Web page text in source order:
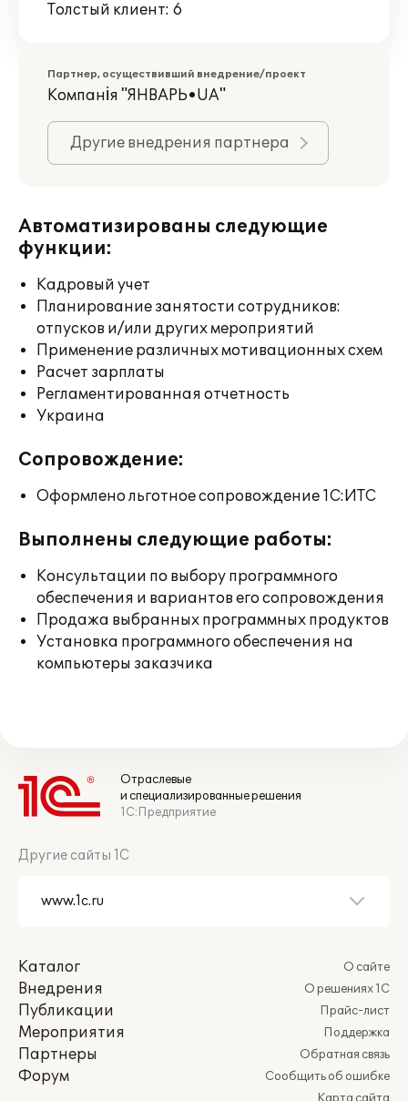
Толстый клиент: 6
Партнер, осуществивший внедрение/проект
Компанія "ЯНВАРЬ•UA"
Другие внедрения партнера
Автоматизированы следующие
функции:
Кадровый учет
Планирование занятости сотрудников:
отпусков и/или других мероприятий
Применение различных мотивационных схем
Расчет зарплаты
Регламентированная отчетность
Украина
Сопровождение:
Оформлено льготное сопровождение 1С:ИТС
Выполнены следующие работы:
Консультации по выбору программного
обеспечения и вариантов его сопровождения
Продажа выбранных программных продуктов
Установка программного обеспечения на
компьютеры заказчика
Отраслевые
и специализированные решения
1С:Предприятие
Другие сайты 1С
Каталог
Внедрения
Публикации
Мероприятия
Партнеры
Форум
О сайте
О решениях 1С
Прайс-лист
Поддержка
Обратная связь
Сообщить об ошибке